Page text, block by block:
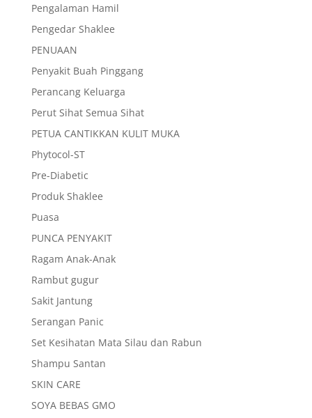
Pengalaman Hamil
Pengedar Shaklee
PENUAAN
Penyakit Buah Pinggang
Perancang Keluarga
Perut Sihat Semua Sihat
PETUA CANTIKKAN KULIT MUKA
Phytocol-ST
Pre-Diabetic
Produk Shaklee
Puasa
PUNCA PENYAKIT
Ragam Anak-Anak
Rambut gugur
Sakit Jantung
Serangan Panic
Set Kesihatan Mata Silau dan Rabun
Shampu Santan
SKIN CARE
SOYA BEBAS GMO